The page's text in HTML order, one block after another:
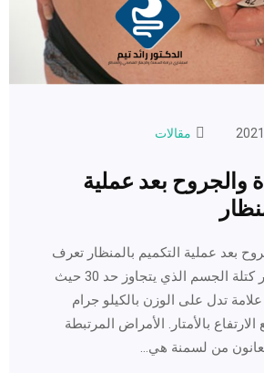
مقالات
والجروح بعد عملية
بعد عملية التكميم بالمنظار تعرف
السمنة بأنها مؤشر كتلة الجسم الذي يتجاوز حد 30 حيث
تدل على الوزن بالكيلو جرام
بالأمتار. الأمراض المرتبطة
من لسمنة هي…